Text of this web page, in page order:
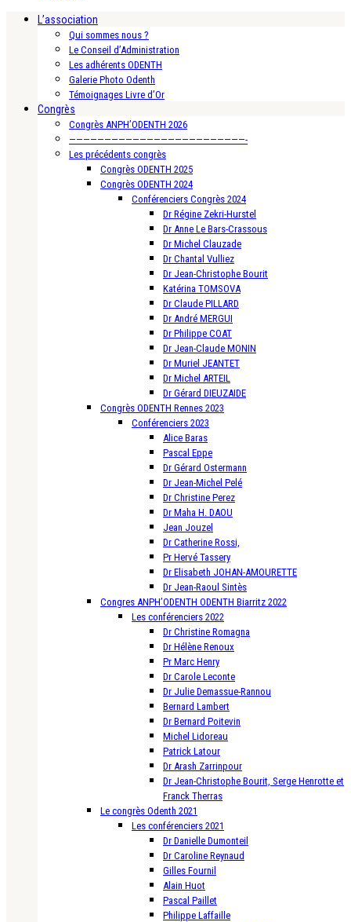
L’association
Qui sommes nous ?
Le Conseil d’Administration
Les adhérents ODENTH
Galerie Photo Odenth
Témoignages Livre d’Or
Congrès
Congrès ANPH’ODENTH 2026
—————————————————————————-
Les précédents congrès
Congrès ODENTH 2025
Congrès ODENTH 2024
Conférenciers Congrès 2024
Dr Régine Zekri-Hurstel
Dr Anne Le Bars-Crassous
Dr Michel Clauzade
Dr Chantal Vulliez
Dr Jean-Christophe Bourit
Katérina TOMSOVA
Dr Claude PILLARD
Dr André MERGUI
Dr Philippe COAT
Dr Jean-Claude MONIN
Dr Muriel JEANTET
Dr Michel ARTEIL
Dr Gérard DIEUZAIDE
Congrès ODENTH Rennes 2023
Conférenciers 2023
Alice Baras
Pascal Eppe
Dr Gérard Ostermann
Dr Jean-Michel Pelé
Dr Christine Perez
Dr Maha H. DAOU
Jean Jouzel
Dr Catherine Rossi,
Pr Hervé Tassery
Dr Elisabeth JOHAN-AMOURETTE
Dr Jean-Raoul Sintès
Congres ANPH’ODENTH ODENTH Biarritz 2022
Les conférenciers 2022
Dr Christine Romagna
Dr Hélène Renoux
Pr Marc Henry
Dr Carole Leconte
Dr Julie Demassue-Rannou
Bernard Lambert
Dr Bernard Poitevin
Michel Lidoreau
Patrick Latour
Dr Arash Zarrinpour
Dr Jean-Christophe Bourit, Serge Henrotte et
Franck Therras
Le congrès Odenth 2021
Les conférenciers 2021
Dr Danielle Dumonteil
Dr Caroline Reynaud
Gilles Fournil
Alain Huot
Pascal Paillet
Philippe Laffaille